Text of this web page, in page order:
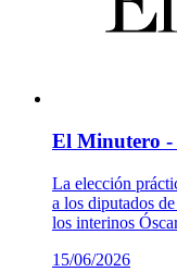
El Minutero -
La elección
a los diputados
los interinos
15/06/2026